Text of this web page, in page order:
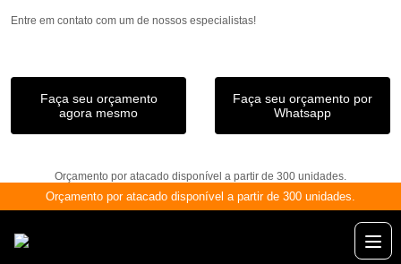
Entre em contato com um de nossos especialistas!
Faça seu orçamento
agora mesmo
Faça seu orçamento por
Whatsapp
Orçamento por atacado disponível a partir de 300 unidades.
Orçamento por atacado disponível a partir de 300 unidades.